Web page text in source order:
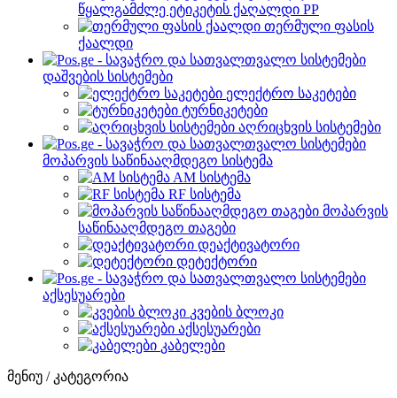
წყალგამძლე ეტიკეტის ქაღალდი PP
თერმული ფასის
ქაალდი
დაშვების სისტემები
ელექტრო საკეტები
ტურნიკეტები
აღრიცხვის სისტემები
მოპარვის საწინააღმდეგო სისტემა
AM სისტემა
RF სისტემა
მოპარვის
საწინააღმდეგო თაგები
დეაქტივატორი
დეტექტორი
აქსესუარები
კვების ბლოკი
აქსესუარები
კაბელები
მენიუ / კატეგორია